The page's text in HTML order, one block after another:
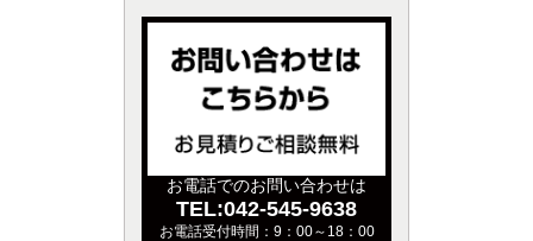
お電話でのお問い合わせは
TEL:042-545-9638
お電話受付時間：9：00～18：00